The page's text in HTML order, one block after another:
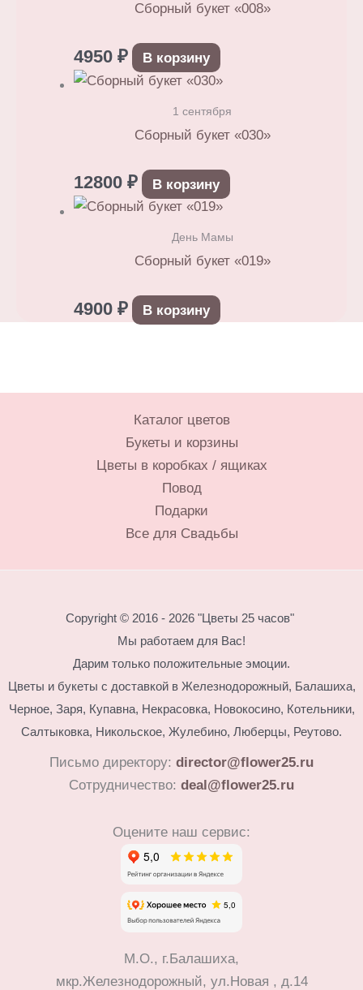
Сборный букет «008»
4950 ₽ В корзину
1 сентября
Сборный букет «030»
12800 ₽ В корзину
День Мамы
Сборный букет «019»
4900 ₽ В корзину
Каталог цветов
Букеты и корзины
Цветы в коробках / ящиках
Повод
Подарки
Все для Свадьбы
Copyright © 2016 - 2026 "Цветы 25 часов"
Мы работаем для Вас!
Дарим только положительные эмоции.
Цветы и букеты с доставкой в Железнодорожный, Балашиха,
Черное, Заря, Купавна, Некрасовка, Новокосино, Котельники,
Салтыковка, Никольское, Жулебино, Люберцы, Реутово.
Письмо директору: director@flower25.ru
Сотрудничество: deal@flower25.ru
Оцените наш сервис:
М.О., г.Балашиха,
мкр.Железнодорожный, ул.Новая , д.14